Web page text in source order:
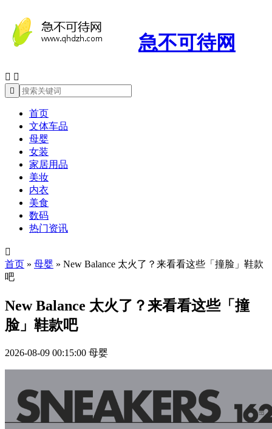
急不可待网
 

首页
文体车品
母婴
女装
家居用品
美妆
内衣
美食
数码
热门资讯

首页 » 母婴 » New Balance 太火了？来看看这些「撞脸」鞋款
吧
New Balance 太火了？来看看这些「撞
脸」鞋款吧
2026-08-09 00:15:00 母婴